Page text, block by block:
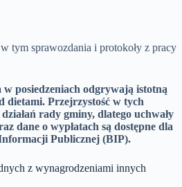
tym sprawozdania i protokoły z pracy
posiedzeniach odgrywają istotną
dietami. Przejrzystość w tych
rady gminy, dlatego uchwały
dane o wypłatach są dostępne dla
Publicznej (BIP).
z wynagrodzeniami innych